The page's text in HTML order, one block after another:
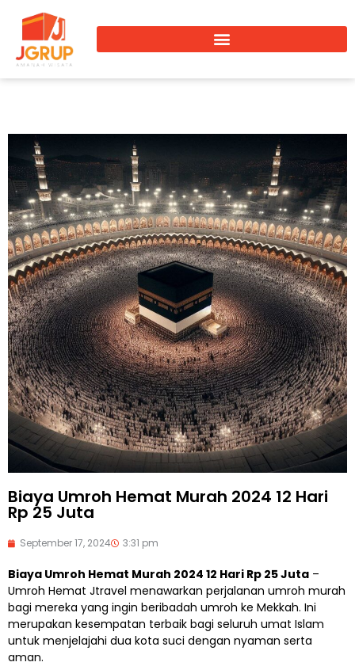
Biaya Umroh Hemat Murah 2024 12 Hari
Rp 25 Juta
September 17, 2024 3:31 pm
Biaya Umroh Hemat Murah 2024 12 Hari Rp 25 Juta –
Umroh Hemat Jtravel menawarkan perjalanan umroh murah
bagi mereka yang ingin beribadah umroh ke Mekkah. Ini
merupakan kesempatan terbaik bagi seluruh umat Islam
untuk menjelajahi dua kota suci dengan nyaman serta
aman.